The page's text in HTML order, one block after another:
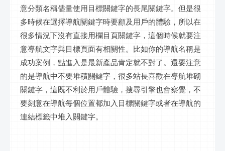
意分類名稱儘量使用目標關鍵字的長尾關鍵字。但是很
多時候在選擇導航關鍵字時要顧及用戶的體驗，所以在
很多情況下沒有直接用欄目頁關鍵字，這個時候就要注
意導航文字與目標頁面有相關性。比如你的導航名稱是
成功案例，點進入是最新產品肯定就不對了。還要注意
的是導航中不要堆積關鍵字，很多站長喜歡在導航堆砌
關鍵字，這既不利於用戶體驗，搜尋引擎也會察覺，不
要刻意在導航每個位置都加入目標關鍵字或者在導航的
連結標籤中堆入關鍵字。